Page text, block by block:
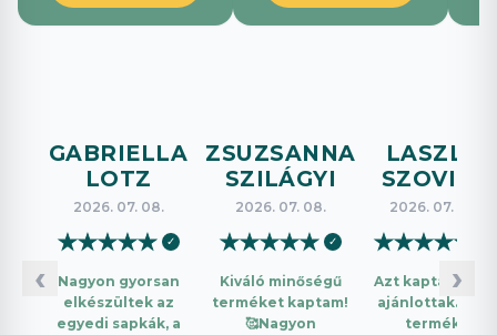
‹
GABRIELLA
LOTZ
2026. 07. 08.
★★★★★ ✓
Nagyon gyorsan
elkészültek az
egyedi sapkák, a
ZSUZSANNA
SZILÁGYI
2026. 07. 08.
★★★★★ ✓
Kiváló minőségű
terméket kaptam!
🥰Nagyon
LASZLO
SZOVICS
2026. 07. 08.
★★★★★
Azt kaptam amit
ajánlottak. Jó a
termék.
›